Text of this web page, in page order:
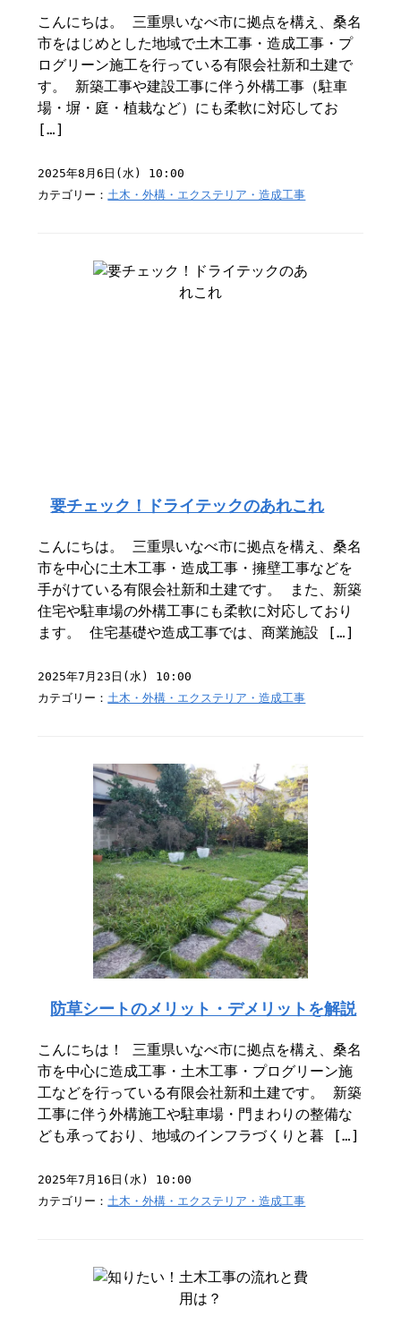
こんにちは。 三重県いなべ市に拠点を構え、桑名
市をはじめとした地域で土木工事・造成工事・プ
ログリーン施工を行っている有限会社新和土建で
す。 新築工事や建設工事に伴う外構工事（駐車
場・塀・庭・植栽など）にも柔軟に対応してお
[…]
2025年8月6日(水) 10:00
カテゴリー：土木・外構・エクステリア・造成工事
要チェック！ドライテックのあれこれ
こんにちは。 三重県いなべ市に拠点を構え、桑名
市を中心に土木工事・造成工事・擁壁工事などを
手がけている有限会社新和土建です。 また、新築
住宅や駐車場の外構工事にも柔軟に対応しており
ます。 住宅基礎や造成工事では、商業施設 […]
2025年7月23日(水) 10:00
カテゴリー：土木・外構・エクステリア・造成工事
防草シートのメリット・デメリットを解説
こんにちは！ 三重県いなべ市に拠点を構え、桑名
市を中心に造成工事・土木工事・プログリーン施
工などを行っている有限会社新和土建です。 新築
工事に伴う外構施工や駐車場・門まわりの整備な
ども承っており、地域のインフラづくりと暮 […]
2025年7月16日(水) 10:00
カテゴリー：土木・外構・エクステリア・造成工事